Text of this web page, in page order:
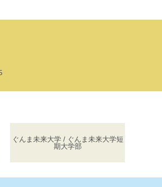
ぐんま未来大学 / ぐんま未来大学短
期大学部